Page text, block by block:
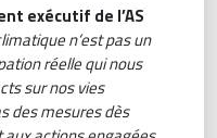
exécutif de l’AS
n’est pas un
réelle qui nous
sur nos vies
des mesures dès